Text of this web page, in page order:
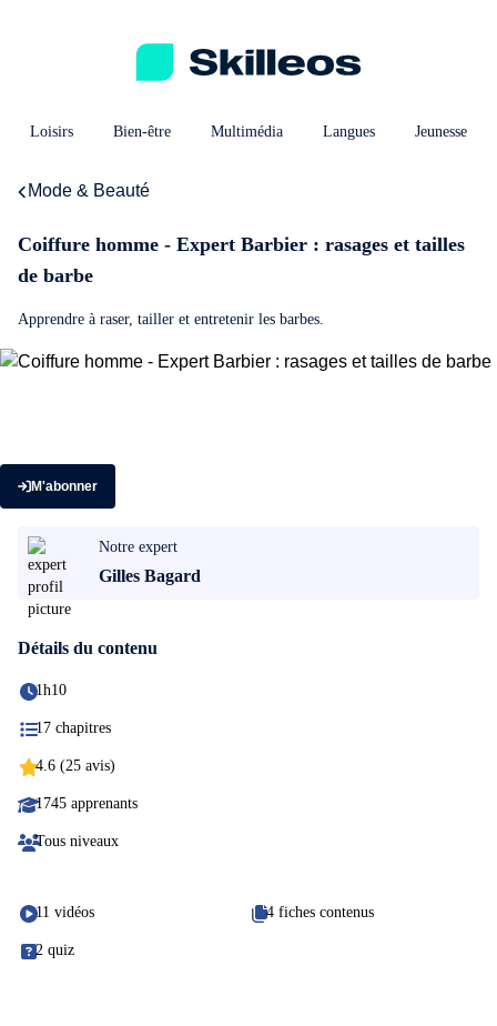
Loisirs Bien-être Multimédia Langues Jeunesse
Mode & Beauté
Coiffure homme - Expert Barbier : rasages et tailles
de barbe
Apprendre à raser, tailler et entretenir les barbes.
M'abonner
Notre expert
Gilles Bagard
Détails du contenu
1h10
17 chapitres
4.6 (25 avis)
1745 apprenants
Tous niveaux
11 vidéos 4 fiches contenus
2 quiz